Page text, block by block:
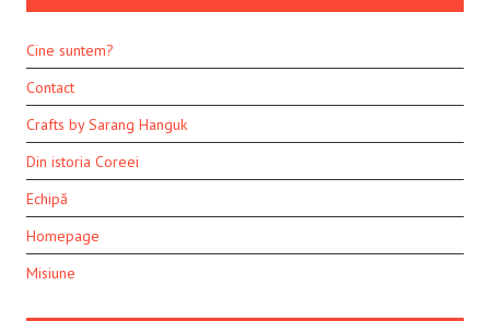
Cine suntem?
Contact
Crafts by Sarang Hanguk
Din istoria Coreei
Echipă
Homepage
Misiune